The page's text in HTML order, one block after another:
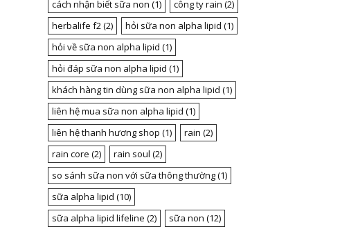
cách nhận biết sữa non (1) công ty rain (2)
herbalife f2(2) hỏi sữa non alpha lipid (1)
hỏi về sữa non alpha lipid (1)
hỏi đáp sữa non alpha lipid (1)
khách hàng tin dùng sữa non alpha lipid (1)
liên hệ mua sữa non alpha lipid (1)
liên hệ thanh hương shop (1) rain (2)
rain core (2) rain soul (2)
so sánh sữa non với sữa thông thường(1)
sữa alpha lipid (10)
sữa alpha lipid lifeline (2) sữa non (12)